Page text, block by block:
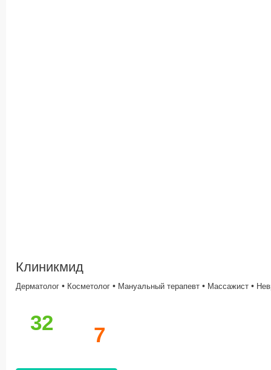
Клиникмид
Дерматолог • Косметолог • Мануальный терапевт • Массажист •
32
7